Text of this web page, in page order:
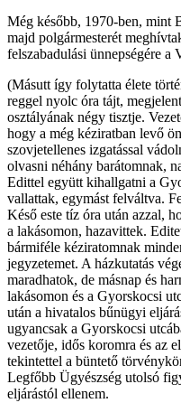
Még később, 1970-ben, mint
majd polgármesterét
felszabadulási ünnepségére
(Másutt így folytatta élete
reggel nyolc óra tájt,
osztályának négy tisztje.
hogy a még kéziratban levő
szovjetellenes izgatással
olvasni néhány barátomnak,
Edittel együtt kihallgatni a
vallattak, egymást felváltva.
Késő este tíz óra után azzal,
a lakásomon, hazavittek.
bármiféle kéziratomnak
jegyzetemet. A házkutatás
maradhatok, de másnap és
lakásomon és a Gyorskocsi
után a hivatalos bűnügyi
ugyancsak a Gyorskocsi
vezetője, idős koromra és az
tekintettel a büntető
Legfőbb Ügyészség utolsó
eljárástól ellenem.